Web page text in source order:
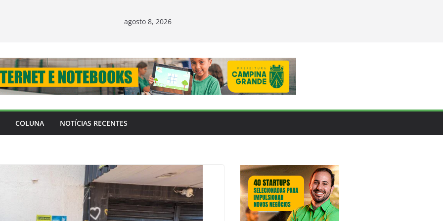
agosto 8, 2026
COLUNA NOTÍCIAS RECENTES